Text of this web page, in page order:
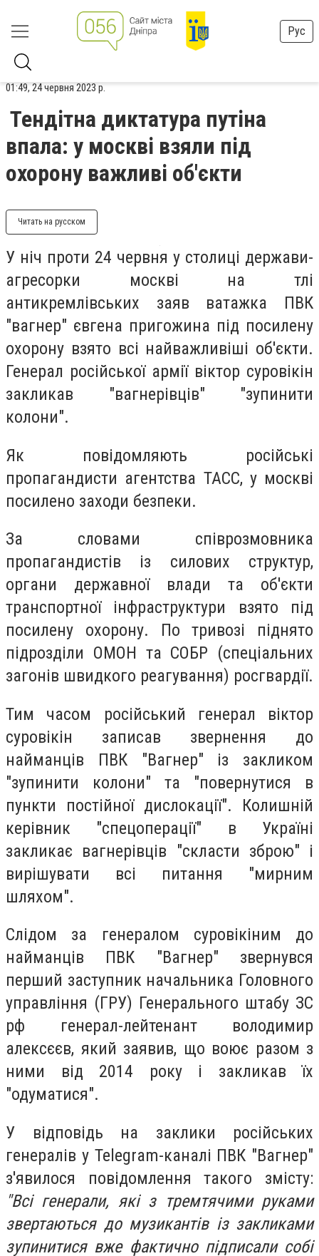
Рус
01:49, 24 червня 2023 р.
Тендітна диктатура путіна
впала: у москві взяли під
охорону важливі об'єкти
Читать на русском
У ніч проти 24 червня у столиці держави-
агресорки москві на тлі
антикремлівських заяв ватажка ПВК
"вагнер" євгена пригожина під посилену
охорону взято всі найважливіші об'єкти.
Генерал російської армії віктор суровікін
закликав "вагнерівців" "зупинити
колони".
Як повідомляють російські
пропагандисти агентства ТАСС, у москві
посилено заходи безпеки.
За словами співрозмовника
пропагандистів із силових структур,
органи державної влади та об'єкти
транспортної інфраструктури взято під
посилену охорону. По тривозі піднято
підрозділи ОМОН та СОБР (спеціальних
загонів швидкого реагування) росгвардії.
Тим часом російський генерал віктор
суровікін записав звернення до
найманців ПВК "Вагнер" із закликом
"зупинити колони" та "повернутися в
пункти постійної дислокації". Колишній
керівник "спецоперації" в Україні
закликає вагнерівців "скласти зброю" і
вирішувати всі питання "мирним
шляхом".
Слідом за генералом суровікіним до
найманців ПВК "Вагнер" звернувся
перший заступник начальника Головного
управління (ГРУ) Генерального штабу ЗС
рф генерал-лейтенант володимир
алексєєв, який заявив, що воює разом з
ними від 2014 року і закликав їх
"одуматися".
У відповідь на заклики російських
генералів у Telegram-каналі ПВК "Вагнер"
з'явилося повідомлення такого змісту:
"Всі генерали, які з тремтячими руками
звертаються до музикантів із закликами
зупинитися вже фактично підписали собі